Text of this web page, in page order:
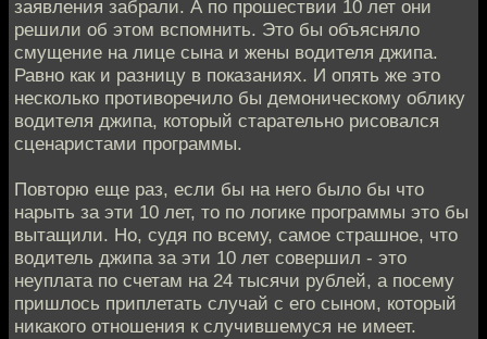
заявления забрали. А по прошествии 10 лет они
решили об этом вспомнить. Это бы объясняло
смущение на лице сына и жены водителя джипа.
Равно как и разницу в показаниях. И опять же это
несколько противоречило бы демоническому облику
водителя джипа, который старательно рисовался
сценаристами программы.
Повторю еще раз, если бы на него было бы что
нарыть за эти 10 лет, то по логике программы это бы
вытащили. Но, судя по всему, самое страшное, что
водитель джипа за эти 10 лет совершил - это
неуплата по счетам на 24 тысячи рублей, а посему
пришлось приплетать случай с его сыном, который
никакого отношения к случившемуся не имеет.